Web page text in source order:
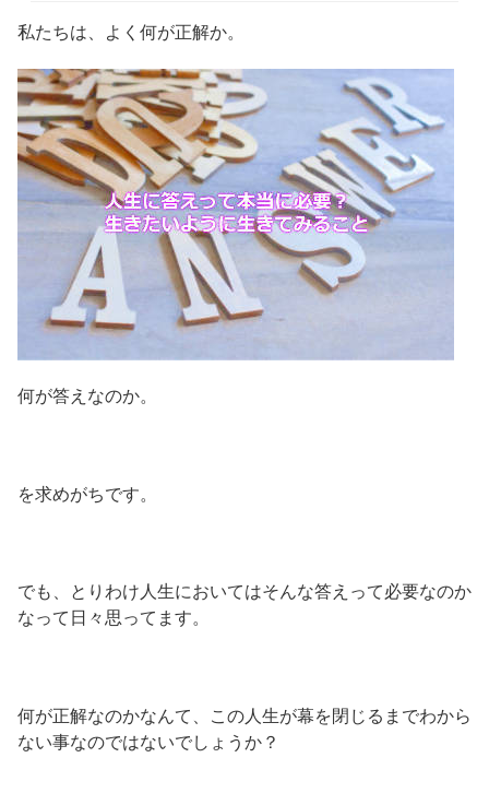
私たちは、よく何が正解か。
何が答えなのか。
を求めがちです。
でも、とりわけ人生においてはそんな答えって必要なのか
なって日々思ってます。
何が正解なのかなんて、この人生が幕を閉じるまでわから
ない事なのではないでしょうか？